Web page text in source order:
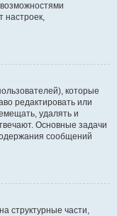
настроек,
которые
редактировать или
удалять и
Основные задачи
сообщений
структурные части,